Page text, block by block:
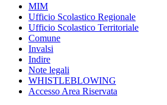
MIM
Ufficio Scolastico Regionale
Ufficio Scolastico Territoriale
Comune
Invalsi
Indire
Note legali
WHISTLEBLOWING
Accesso Area Riservata